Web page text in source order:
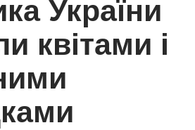
України
квітами і